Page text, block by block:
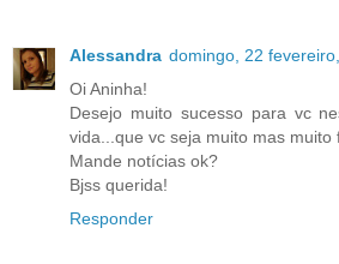
Alessandra domingo, 22
Oi Aninha!
Desejo muito sucesso para vc
vida...que vc seja muito mas muito
Mande notícias ok?
Bjss querida!
Responder